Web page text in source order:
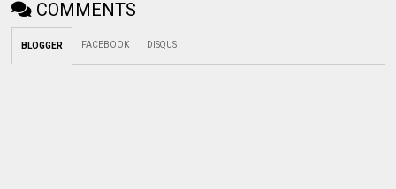
COMMENTS
BLOGGER FACEBOOK DISQUS